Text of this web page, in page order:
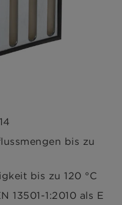
bis zu
bis zu 120 °C
13501-1:2010 als E